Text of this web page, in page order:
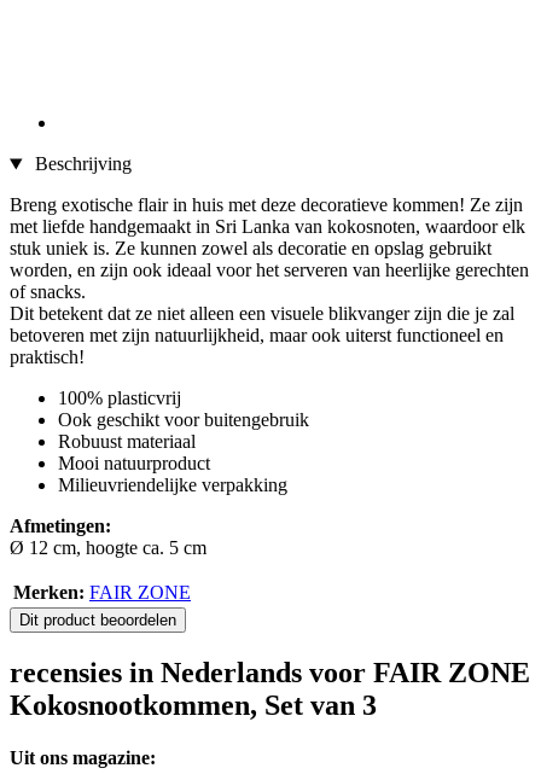
Beschrijving
Breng exotische flair in huis met deze decoratieve kommen! Ze zijn
met liefde handgemaakt in Sri Lanka van kokosnoten, waardoor elk
stuk uniek is. Ze kunnen zowel als decoratie en opslag gebruikt
worden, en zijn ook ideaal voor het serveren van heerlijke gerechten
of snacks.
Dit betekent dat ze niet alleen een visuele blikvanger zijn die je zal
betoveren met zijn natuurlijkheid, maar ook uiterst functioneel en
praktisch!
100% plasticvrij
Ook geschikt voor buitengebruik
Robuust materiaal
Mooi natuurproduct
Milieuvriendelijke verpakking
Afmetingen:
Ø 12 cm, hoogte ca. 5 cm
Merken: FAIR ZONE
Dit product beoordelen
recensies in Nederlands voor FAIR ZONE
Kokosnootkommen, Set van 3
Uit ons magazine: